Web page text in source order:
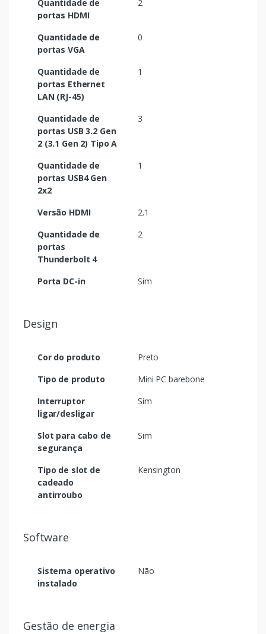
Quantidade de
portas HDMI
2
Quantidade de
portas VGA
0
Quantidade de
portas Ethernet
LAN (RJ-45)
1
Quantidade de
portas USB 3.2 Gen
2 (3.1 Gen 2) Tipo A
3
Quantidade de
portas USB4 Gen
2x2
1
Versão HDMI
2.1
Quantidade de
portas
Thunderbolt 4
2
Porta DC-in Sim
Design
Cor do produto
Preto
Tipo de produto
Mini PC barebone
Interruptor
ligar/desligar
Sim
Slot para cabo de
segurança
Sim
Tipo de slot de
cadeado
antirroubo
Kensington
Software
Sistema operativo
instalado
Não
Gestão de energia